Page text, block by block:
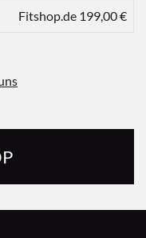
Fitshop.de 199,00 €